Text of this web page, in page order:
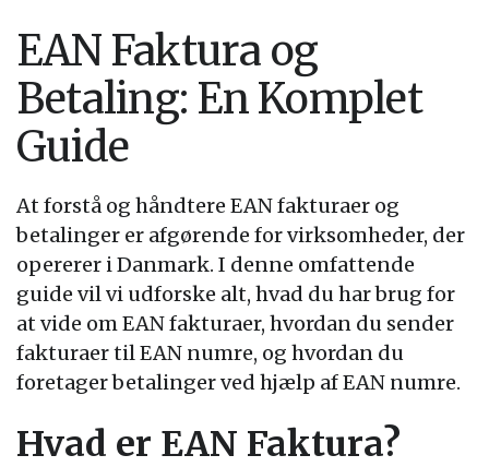
EAN Faktura og
Betaling: En Komplet
Guide
At forstå og håndtere EAN fakturaer og
betalinger er afgørende for virksomheder, der
opererer i Danmark. I denne omfattende
guide vil vi udforske alt, hvad du har brug for
at vide om EAN fakturaer, hvordan du sender
fakturaer til EAN numre, og hvordan du
foretager betalinger ved hjælp af EAN numre.
Hvad er EAN Faktura?